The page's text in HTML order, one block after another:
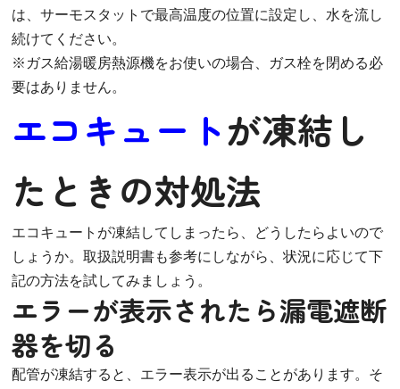
は、サーモスタットで最高温度の位置に設定し、水を流し
続けてください。
※ガス給湯暖房熱源機をお使いの場合、ガス栓を閉める必
要はありません。
エコキュートが凍結し
たときの対処法
エコキュートが凍結してしまったら、どうしたらよいので
しょうか。取扱説明書も参考にしながら、状況に応じて下
記の方法を試してみましょう。
エラーが表示されたら漏電遮断
器を切る
配管が凍結すると、エラー表示が出ることがあります。そ